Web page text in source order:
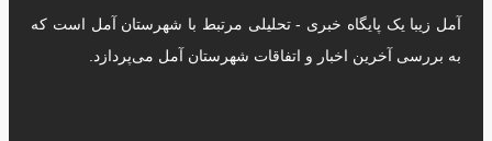
آمل زیبا یک پایگاه خبری - تحلیلی مرتبط با شهرستان آمل است که
به بررسی آخرین اخبار و اتفاقات شهرستان آمل می‌پردازد.